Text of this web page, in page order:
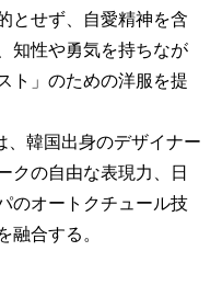
とせず、自愛精神を含
知性や勇気を持ちなが
ト」のための洋服を提
、韓国出身のデザイナー
クの自由な表現力、日
のオートクチュール技
融合する。